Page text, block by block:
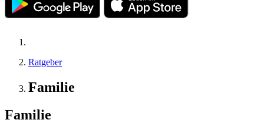
Ratgeber
Familie
Familie